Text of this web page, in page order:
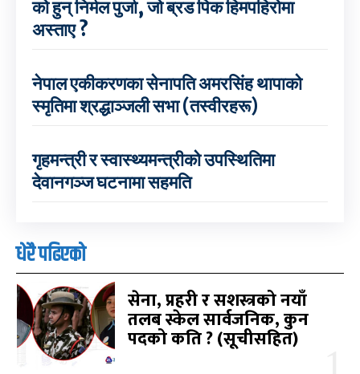
को हुन् निर्मल पुर्जा, जो ब्रड पिक हिमपहिरोमा
अस्ताए ?
नेपाल एकीकरणका सेनापति अमरसिंह थापाको
स्मृतिमा श्रद्धाञ्जली सभा (तस्वीरहरू)
गृहमन्त्री र स्वास्थ्यमन्त्रीको उपस्थितिमा
देवानगञ्ज घटनामा सहमति
धेरै पढिएको
सेना, प्रहरी र सशस्त्रको नयाँ
तलब स्केल सार्वजनिक, कुन
पदको कति ? (सूचीसहित)